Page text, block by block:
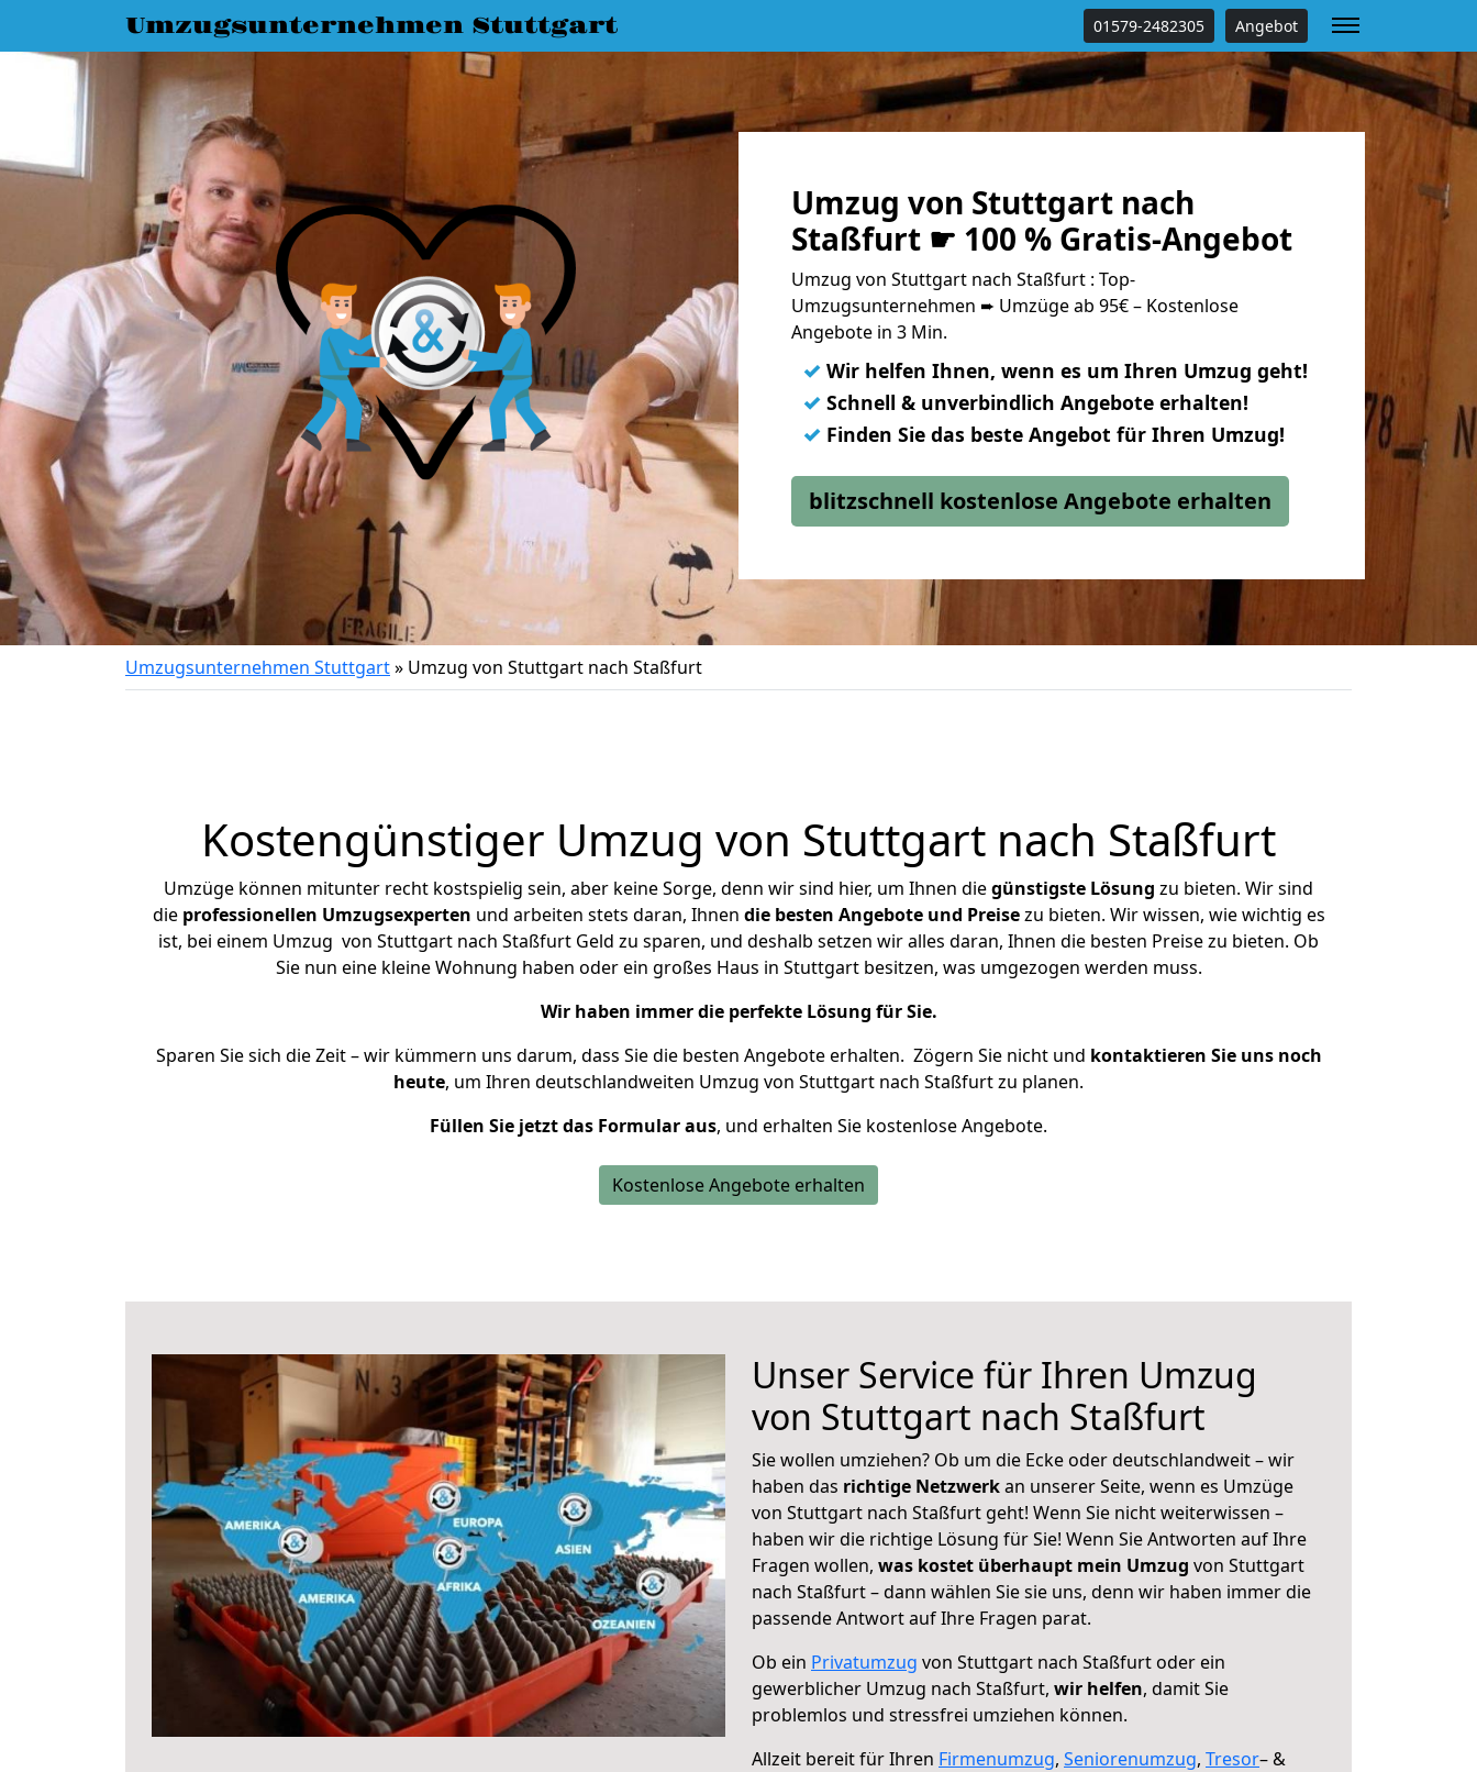
Umzugsunternehmen Stuttgart 01579-2482305 Angebot
Umzug von Stuttgart nach
Staßfurt ☛ 100 % Gratis-Angebot
Umzug von Stuttgart nach Staßfurt : Top-
Umzugsunternehmen ➨ Umzüge ab 95€ – Kostenlose
Angebote in 3 Min.
✓ Wir helfen Ihnen, wenn es um Ihren Umzug geht!
✓ Schnell & unverbindlich Angebote erhalten!
✓ Finden Sie das beste Angebot für Ihren Umzug!
blitzschnell kostenlose Angebote erhalten
Umzugsunternehmen Stuttgart» Umzug von Stuttgart nach Staßfurt
Kostengünstiger Umzug von Stuttgart nach Staßfurt
Umzüge können mitunter recht kostspielig sein, aber keine Sorge, denn wir sind hier, um Ihnen diegünstigste Lösung zu bieten. Wir sind
die professionellen Umzugsexperten und arbeiten stets daran, Ihnen die besten Angebote und Preisezu bieten. Wir wissen, wie wichtig es
ist, bei einem Umzug von Stuttgart nach Staßfurt Geld zu sparen, und deshalb setzen wir alles daran, Ihnen die besten Preise zu bieten. Ob
Sie nun eine kleine Wohnung haben oder ein großes Haus in Stuttgart besitzen, was umgezogen werden muss.
Wir haben immer die perfekte Lösung für Sie.
Sparen Sie sich die Zeit – wir kümmern uns darum, dass Sie die besten Angebote erhalten. Zögern Sie nicht und kontaktieren Sie uns noch
heute, um Ihren deutschlandweiten Umzug von Stuttgart nach Staßfurt zu planen.
Füllen Sie jetzt das Formular aus, und erhalten Sie kostenlose Angebote.
Kostenlose Angebote erhalten
Unser Service für Ihren Umzug
von Stuttgart nach Staßfurt
Sie wollen umziehen? Ob um die Ecke oder deutschlandweit – wir
haben das richtige Netzwerkan unserer Seite, wenn es Umzüge
von Stuttgart nach Staßfurt geht! Wenn Sie nicht weiterwissen –
haben wir die richtige Lösung für Sie! Wenn Sie Antworten auf Ihre
Fragen wollen, was kostet überhaupt mein Umzug von Stuttgart
nach Staßfurt – dann wählen Sie sie uns, denn wir haben immer die
passende Antwort auf Ihre Fragen parat.
Ob ein Privatumzug von Stuttgart nach Staßfurt oder ein
gewerblicher Umzug nach Staßfurt, wir helfen, damit Sie
problemlos und stressfrei umziehen können.
Allzeit bereit für Ihren Firmenumzug, Seniorenumzug, Tresor– &